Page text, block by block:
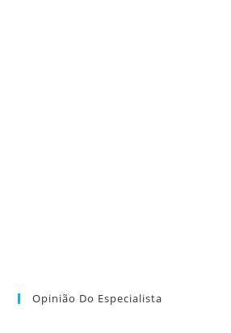
Opinião Do Especialista